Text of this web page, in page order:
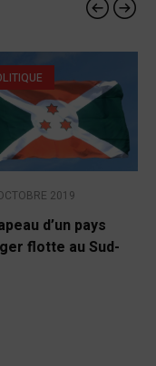
2019
d’un pays
flotte au Sud-